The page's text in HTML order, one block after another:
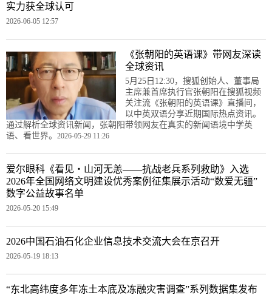
实力获全球认可
2026-06-05 12:57
《张朝阳的英语课》带网友深读
全球资讯
5月25日12:30，搜狐创始人、董事局
主席兼首席执行官张朝阳在搜狐视频
关注流《张朝阳的英语课》直播间，
以中英双语分享近期国际热点资讯。
通过解析全球资讯新闻，张朝阳带领网友在真实的新闻语境中学英
语、看世界。 2026-05-29 11:26
爱尔眼科《看见・山河无恙——抗战老兵系列救助》入选
2026年全国网络文明建设优秀案例征集展示活动“数爱无疆”
数字公益故事名单
2026-05-20 15:49
2026中国石油石化企业信息技术交流大会在京召开
2026-05-19 18:13
“东北高纬度多年冻土本底及冻融灾害调查”系列数据集发布